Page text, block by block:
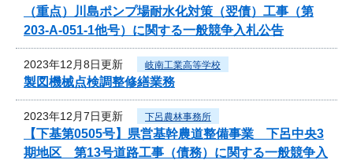
（重点）川島ポンプ場耐水化対策（翌債）工事（第
203-A-051-1他号）に関する一般競争入札公告
2023年12月8日更新 岐南工業高等学校
製図機械点検調整修繕業務
2023年12月7日更新 下呂農林事務所
【下基第0505号】県営基幹農道整備事業 下呂中央3
期地区 第13号道路工事（債務）に関する一般競争入